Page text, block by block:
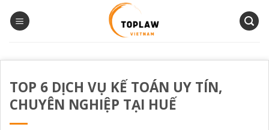
qua
TOP 6 DỊCH VỤ KẾ TOÁN UY TÍN,
CHUYÊN NGHIỆP TẠI HUẾ